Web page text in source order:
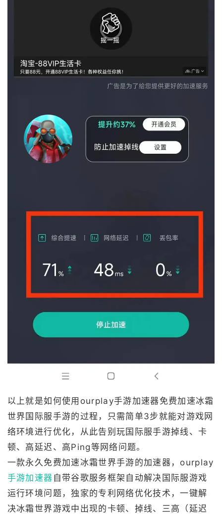
以上就是如何使用ourplay手游加速器免费加速冰霜
世界国际服手游的过程，只需简单3步就能对游戏网
络环境进行优化，从此告别玩国际服手游掉线、卡
顿、高延迟、高Ping等网络问题。
一款永久免费加速冰霜世界手游的加速器，ourplay
手游加速器 自带谷歌服务框架自动解决国际服游戏
运行环境问题，独家的专利网络优化技术，一键解
决冰霜世界游戏中出现的卡顿、掉线、三高（延迟